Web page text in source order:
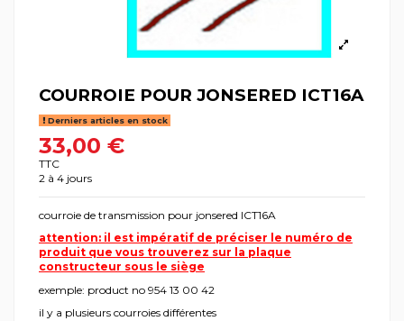
COURROIE POUR JONSERED ICT16A
Derniers articles en stock
33,00 €
TTC
2 à 4 jours
courroie de transmission pour jonsered ICT16A
attention: il est impératif de préciser le numéro de
produit que vous trouverez sur la plaque
constructeur sous le siège
exemple: product no 954 13 00 42
il y a plusieurs courroies différentes